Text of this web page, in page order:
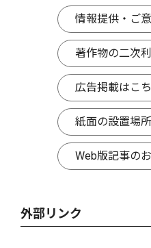
情報提供・ご
著作物の二次
広告掲載はこ
紙面の設置場
Web版記事の
外部リンク